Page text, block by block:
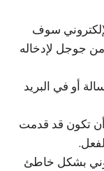
سوف
جوجل لإدخاله
أو في البريد
تكون قد قدمت
بشكل خاطئ